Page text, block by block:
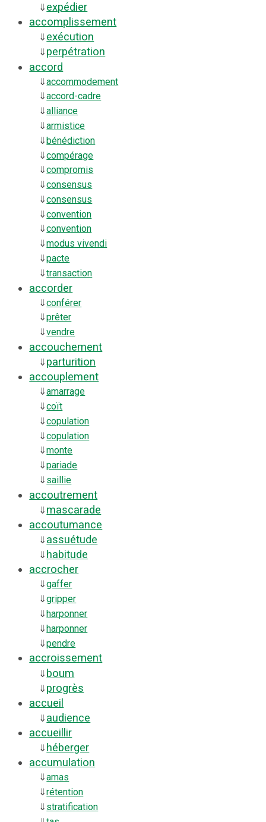
⇓ expédier
accomplissement
⇓ exécution
⇓ perpétration
accord
⇓accommodement
⇓accord-cadre
⇓alliance
⇓armistice
⇓bénédiction
⇓compérage
⇓compromis
⇓consensus
⇓consensus
⇓convention
⇓convention
⇓modus vivendi
⇓pacte
⇓transaction
accorder
⇓conférer
⇓prêter
⇓vendre
accouchement
⇓ parturition
accouplement
⇓amarrage
⇓coït
⇓copulation
⇓copulation
⇓monte
⇓pariade
⇓ saillie
accoutrement
⇓ mascarade
accoutumance
⇓ assuétude
⇓ habitude
accrocher
⇓gaffer
⇓gripper
⇓harponner
⇓harponner
⇓pendre
accroissement
⇓ boum
⇓ progrès
accueil
⇓ audience
accueillir
⇓ héberger
accumulation
⇓amas
⇓rétention
⇓ stratification